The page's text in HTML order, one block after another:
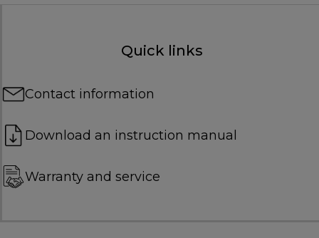
Quick links
Contact information
Download an instruction manual
Warranty and service